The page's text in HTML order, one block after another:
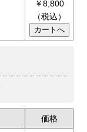
￥8,800
（税込）
価格